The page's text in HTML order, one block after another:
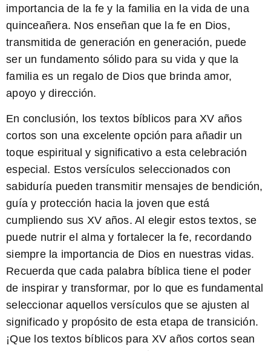
importancia de la fe y la familia en la vida de una
quinceañera. Nos enseñan que la fe en Dios,
transmitida de generación en generación, puede
ser un fundamento sólido para su vida y que la
familia es un regalo de Dios que brinda amor,
apoyo y dirección.
En conclusión, los textos bíblicos para XV años
cortos son una excelente opción para añadir un
toque espiritual y significativo a esta celebración
especial. Estos versículos seleccionados con
sabiduría pueden transmitir mensajes de bendición,
guía y protección hacia la joven que está
cumpliendo sus XV años. Al elegir estos textos, se
puede nutrir el alma y fortalecer la fe, recordando
siempre la importancia de Dios en nuestras vidas.
Recuerda que cada palabra bíblica tiene el poder
de inspirar y transformar, por lo que es fundamental
seleccionar aquellos versículos que se ajusten al
significado y propósito de esta etapa de transición.
¡Que los textos bíblicos para XV años cortos sean